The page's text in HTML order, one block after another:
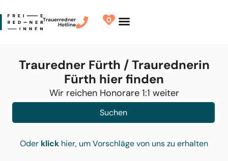
Trauerredner
Hotline
0
Trauredner Fürth / Traurednerin
Fürth hier finden
Wir reichen Honorare 1:1 weiter
Suchen
Oder klick hier, um Vorschläge von uns zu erhalten